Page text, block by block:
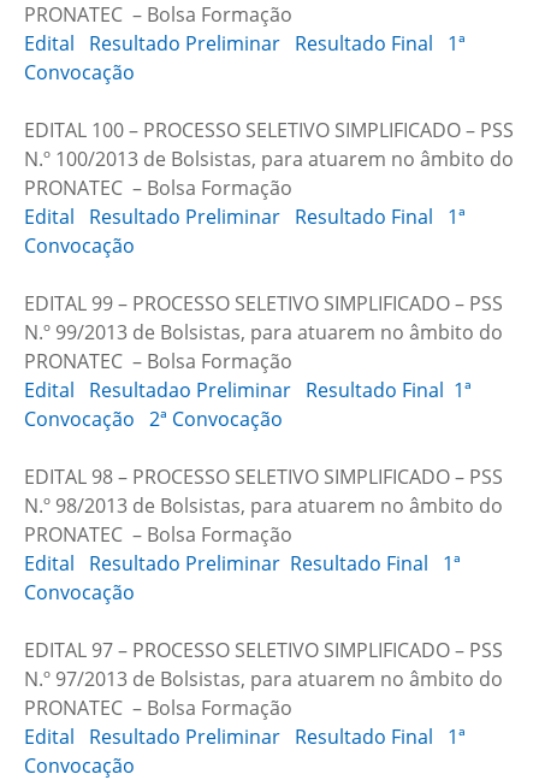
PRONATEC – Bolsa Formação
Edital
Resultado Preliminar Resultado Final
1ª
Convocação
EDITAL 100 – PROCESSO SELETIVO SIMPLIFICADO – PSS
N.º 100/2013 de Bolsistas, para atuarem no âmbito do
PRONATEC – Bolsa Formação
Edital
Resultado Preliminar Resultado Final
1ª
Convocação
EDITAL 99 – PROCESSO SELETIVO SIMPLIFICADO – PSS
N.º 99/2013 de Bolsistas, para atuarem no âmbito do
PRONATEC – Bolsa Formação
Edital
Resultadao Preliminar Resultado Final 1ª
Convocação 2ª Convocação
EDITAL 98 – PROCESSO SELETIVO SIMPLIFICADO – PSS
N.º 98/2013 de Bolsistas, para atuarem no âmbito do
PRONATEC – Bolsa Formação
Edital
Resultado Preliminar Resultado Final
1ª
Convocação
EDITAL 97 – PROCESSO SELETIVO SIMPLIFICADO – PSS
N.º 97/2013 de Bolsistas, para atuarem no âmbito do
PRONATEC – Bolsa Formação
Edital
Resultado Preliminar Resultado Final
1ª
Convocação